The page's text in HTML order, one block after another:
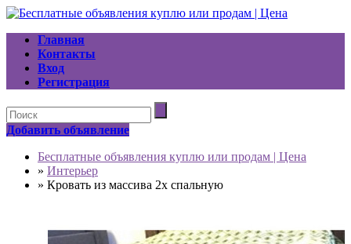
Главная
Контакты
Вход
Регистрация
Добавить объявление
Бесплатные объявления куплю или продам | Цена
» Интерьер
» Кровать из массива 2х спальную